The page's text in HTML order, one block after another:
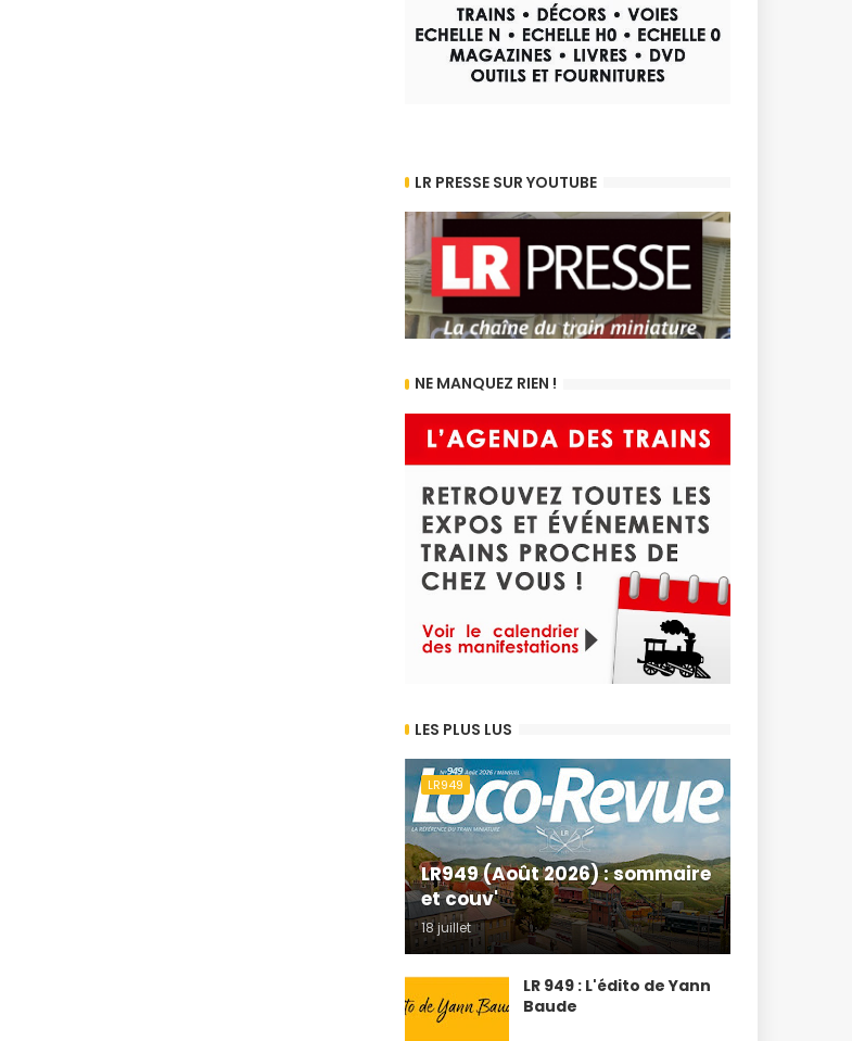
LR PRESSE SUR YOUTUBE
NE MANQUEZ RIEN !
LES PLUS LUS
LR949
LR949 (Août 2026) : sommaire
et couv'
18 juillet
LR 949 : L'édito de Yann
Baude